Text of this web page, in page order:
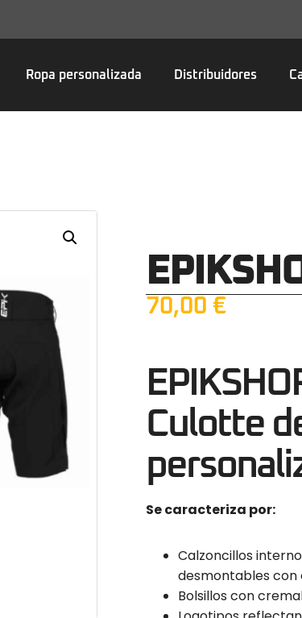
Ropa personalizada Distribuidores
70,00 €
Culotte
Se caracteriza por:
Calzoncillos
desmontables con
Bolsillos con